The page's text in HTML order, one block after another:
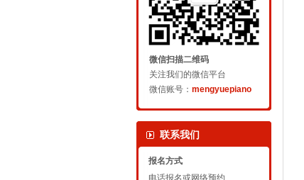
微信扫描二维码
关注我们的微信平台
微信账号： mengyuepiano
联系我们
报名方式
电话报名或网络预约